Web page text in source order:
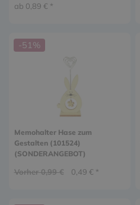
ab 0,89 € *
-51%
Memohalter Hase zum
Gestalten (101524)
(SONDERANGEBOT)
Vorher 0,99 € 0,49 € *